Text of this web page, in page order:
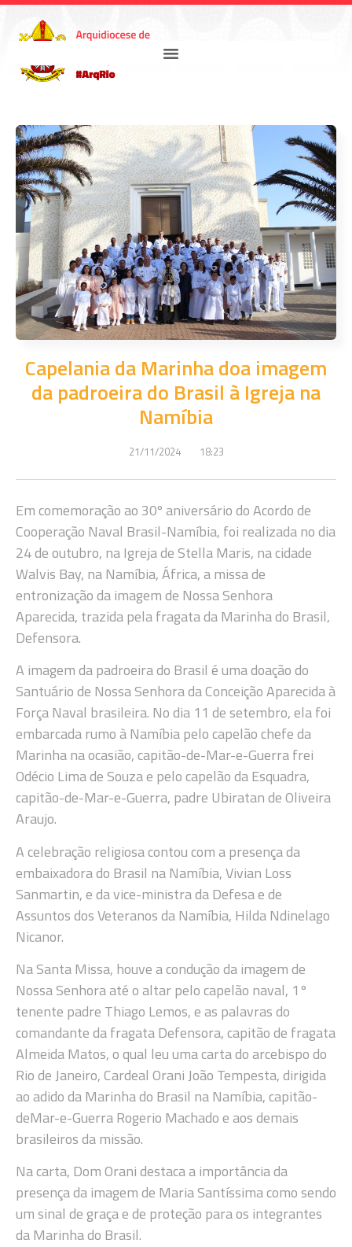
Capelania da Marinha doa imagem
da padroeira do Brasil à Igreja na
Namíbia
21/11/2024 18:23
Em comemoração ao 30º aniversário do Acordo de
Cooperação Naval Brasil-Namíbia, foi realizada no dia
24 de outubro, na Igreja de Stella Maris, na cidade
Walvis Bay, na Namíbia, África, a missa de
entronização da imagem de Nossa Senhora
Aparecida, trazida pela fragata da Marinha do Brasil,
Defensora.
A imagem da padroeira do Brasil é uma doação do
Santuário de Nossa Senhora da Conceição Aparecida à
Força Naval brasileira. No dia 11 de setembro, ela foi
embarcada rumo à Namíbia pelo capelão chefe da
Marinha na ocasião, capitão-de-Mar-e-Guerra frei
Odécio Lima de Souza e pelo capelão da Esquadra,
capitão-de-Mar-e-Guerra, padre Ubiratan de Oliveira
Araujo.
A celebração religiosa contou com a presença da
embaixadora do Brasil na Namíbia, Vivian Loss
Sanmartin, e da vice-ministra da Defesa e de
Assuntos dos Veteranos da Namíbia, Hilda Ndinelago
Nicanor.
Na Santa Missa, houve a condução da imagem de
Nossa Senhora até o altar pelo capelão naval, 1°
tenente padre Thiago Lemos, e as palavras do
comandante da fragata Defensora, capitão de fragata
Almeida Matos, o qual leu uma carta do arcebispo do
Rio de Janeiro, Cardeal Orani João Tempesta, dirigida
ao adido da Marinha do Brasil na Namíbia, capitão-
deMar-e-Guerra Rogerio Machado e aos demais
brasileiros da missão.
Na carta, Dom Orani destaca a importância da
presença da imagem de Maria Santíssima como sendo
um sinal de graça e de proteção para os integrantes
da Marinha do Brasil.